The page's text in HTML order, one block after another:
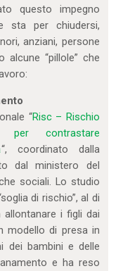
questo impegno
sta per chiudersi,
anziani, persone
“pillole” che
“Risc – Rischio
contrastare
“, coordinato dalla
dal ministero del
sociali. Lo studio
di rischio”, al di
i figli dai
modello di presa in
dei bambini e delle
e ha reso